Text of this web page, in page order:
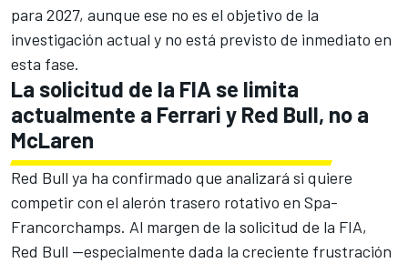
para 2027, aunque ese no es el objetivo de la
investigación actual y no está previsto de inmediato en
esta fase.
La solicitud de la FIA se limita
actualmente a Ferrari y Red Bull, no a
McLaren
Red Bull ya ha confirmado que analizará si quiere
competir con el alerón trasero rotativo en Spa-
Francorchamps. Al margen de la solicitud de la FIA,
Red Bull —especialmente dada la creciente frustración